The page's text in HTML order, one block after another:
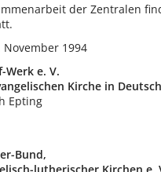
der Zentralen
November 1994
Werk e. V.
Kirche in
Epting
Bund,